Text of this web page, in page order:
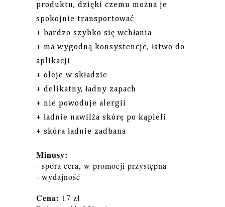
produktu, dzięki czemu można je
spokojnie transportować
+ bardzo szybko się wchłania
+ ma wygodną konsystencje, łatwo do
aplikacji
+ oleje w składzie
+ delikatny, ładny zapach
+ nie powoduje alergii
+ ładnie nawilża skórę po kąpieli
+ skóra ładnie zadbana
Minusy:
- spora cera, w promocji przystępna
- wydajność
Cena: 17 zł